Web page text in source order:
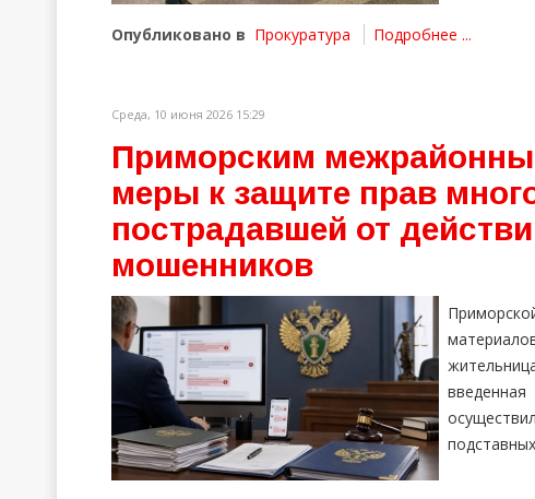
Опубликовано в Прокуратура Подробнее ...
Среда, 10 июня 2026 15:29
Приморским
меры к защите прав
пострадавшей от
мошенников